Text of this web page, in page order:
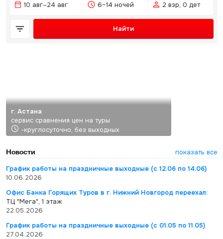
10 авг–24 авг 6–14 ночей 2 взр, 0 дет
Найти
г. Астана
сервис сравнения цен на туры
-круглосуточно, без выходных
Новости
показать все
График работы на праздничные выходные (с 12.06 по 14.06)
10.06.2026
Офис Банка Горящих Туров в г. Нижний Новгород переехал:
ТЦ "Мега", 1 этаж
22.05.2026
График работы на праздничные выходные (с 01.05 по 11.05)
27.04.2026